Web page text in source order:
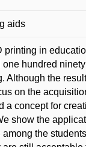
aids
in
hundred
the
on the
a concept for
show the
the